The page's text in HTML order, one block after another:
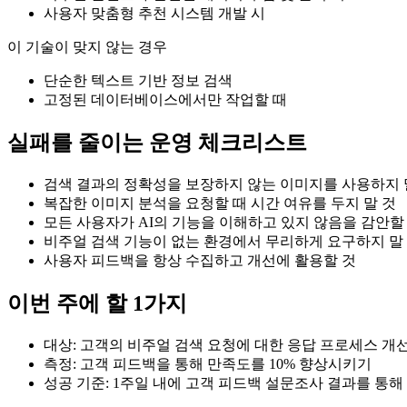
사용자 맞춤형 추천 시스템 개발 시
이 기술이 맞지 않는 경우
단순한 텍스트 기반 정보 검색
고정된 데이터베이스에서만 작업할 때
실패를 줄이는 운영 체크리스트
검색 결과의 정확성을 보장하지 않는 이미지를 사용하지
복잡한 이미지 분석을 요청할 때 시간 여유를 두지 말 것
모든 사용자가 AI의 기능을 이해하고 있지 않음을 감안할
비주얼 검색 기능이 없는 환경에서 무리하게 요구하지 말
사용자 피드백을 항상 수집하고 개선에 활용할 것
이번 주에 할 1가지
대상: 고객의 비주얼 검색 요청에 대한 응답 프로세스 개선
측정: 고객 피드백을 통해 만족도를 10% 향상시키기
성공 기준: 1주일 내에 고객 피드백 설문조사 결과를 통해